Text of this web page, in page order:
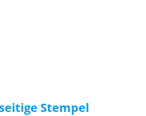
Stempel